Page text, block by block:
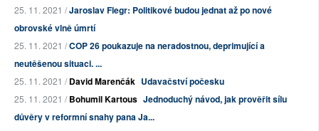
25. 11. 2021 /Jaroslav Flegr: Politikové budou jednat až po nové
obrovské vlně úmrtí
25. 11. 2021 /COP 26 poukazuje na neradostnou, deprimující a
neutěšenou situaci. ...
25. 11. 2021 /David Marenčák Udavačství počesku
25. 11. 2021 /Bohumil Kartous Jednoduchý návod, jak prověřit sílu
důvěry v reformní snahy pana Ja...